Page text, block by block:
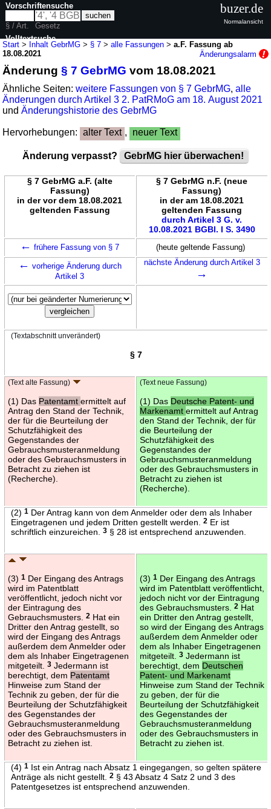
Start > Inhalt GebrMG > § 7 >alle Fassungen >a.F. Fassung ab
18.08.2021
Änderungsalarm
Änderung§ 7 GebrMG vom 18.08.2021
Ähnliche Seiten:weitere Fassungen von § 7 GebrMG,alle
Änderungen durch Artikel 3 2. PatRMoG am 18. August 2021
undÄnderungshistorie des GebrMG
Hervorhebungen: alter Text , neuer Text
Änderung verpasst? GebrMG hier überwachen!
§ 7 GebrMG a.F. (alte
Fassung)
in der vor dem 18.08.2021
geltenden Fassung
§ 7 GebrMG n.F. (neue
Fassung)
in der am 18.08.2021
geltenden Fassung
durch Artikel 3 G. v.
10.08.2021 BGBl. I S. 3490
← frühere Fassung von § 7 (heute geltende Fassung)
← vorherige Änderung durch
Artikel 3
nächste Änderung durch Artikel 3
→
(Textabschnitt unverändert)
§ 7
(Text alte Fassung)
(1) Das Patentamt ermittelt auf
Antrag den Stand der Technik,
der für die Beurteilung der
Schutzfähigkeit des
Gegenstandes der
Gebrauchsmusteranmeldung
oder des Gebrauchsmusters in
Betracht zu ziehen ist
(Recherche).
(Text neue Fassung)
(1) Das Deutsche Patent- und
Markenamt ermittelt auf Antrag
den Stand der Technik, der für
die Beurteilung der
Schutzfähigkeit des
Gegenstandes der
Gebrauchsmusteranmeldung
oder des Gebrauchsmusters in
Betracht zu ziehen ist
(Recherche).
(2) 1Der Antrag kann von dem Anmelder oder dem als Inhaber
Eingetragenen und jedem Dritten gestellt werden.
2Er ist
schriftlich einzureichen.
3§ 28 ist entsprechend anzuwenden.
(3) 1Der Eingang des Antrags
wird im Patentblatt
veröffentlicht, jedoch nicht vor
der Eintragung des
Gebrauchsmusters.
2Hat ein
Dritter den Antrag gestellt, so
wird der Eingang des Antrags
außerdem dem Anmelder oder
dem als Inhaber Eingetragenen
mitgeteilt.
3Jedermann ist
berechtigt, dem Patentamt
Hinweise zum Stand der
Technik zu geben, der für die
Beurteilung der Schutzfähigkeit
des Gegenstandes der
Gebrauchsmusteranmeldung
oder des Gebrauchsmusters in
Betracht zu ziehen ist.
(3) 1Der Eingang des Antrags
wird im Patentblatt veröffentlicht,
jedoch nicht vor der Eintragung
des Gebrauchsmusters.
2Hat
ein Dritter den Antrag gestellt,
so wird der Eingang des Antrags
außerdem dem Anmelder oder
dem als Inhaber Eingetragenen
mitgeteilt.
3Jedermann ist
berechtigt, dem Deutschen
Patent- und Markenamt
Hinweise zum Stand der Technik
zu geben, der für die
Beurteilung der Schutzfähigkeit
des Gegenstandes der
Gebrauchsmusteranmeldung
oder des Gebrauchsmusters in
Betracht zu ziehen ist.
(4) 1Ist ein Antrag nach Absatz 1 eingegangen, so gelten spätere
Anträge als nicht gestellt.
2§ 43 Absatz 4 Satz 2 und 3 des
Patentgesetzes ist entsprechend anzuwenden.
Vorschriftensuche
§ / Art.
Gesetz
Volltextsuche
buzer.de
Normalansicht